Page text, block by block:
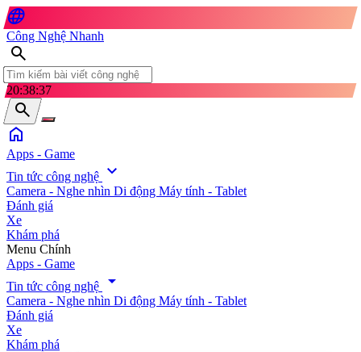
language
Công Nghệ Nhanh
search
20:38:38
search
home
Apps - Game
Tin tức công nghệ expand_more
Camera - Nghe nhìn Di động Máy tính - Tablet
Đánh giá
Xe
Khám phá
search
Menu Chính
Apps - Game
Tin tức công nghệ
arrow_drop_down
Camera - Nghe nhìn Di động Máy tính - Tablet
Đánh giá
Xe
Khám phá